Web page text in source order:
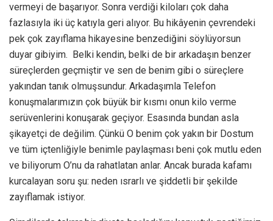
vermeyi de başarıyor. Sonra verdiği kiloları çok daha
fazlasıyla iki üç katıyla geri alıyor. Bu hikâyenin çevrendeki
pek çok zayıflama hikayesine benzediğini söylüyorsun
duyar gibiyim. Belki kendin, belki de bir arkadaşın benzer
süreçlerden geçmiştir ve sen de benim gibi o süreçlere
yakından tanık olmuşsundur. Arkadaşımla Telefon
konuşmalarımızın çok büyük bir kısmı onun kilo verme
serüvenlerini konuşarak geçiyor. Esasında bundan asla
şikayetçi de değilim. Çünkü O benim çok yakın bir Dostum
ve tüm içtenliğiyle benimle paylaşması beni çok mutlu eden
ve biliyorum O’nu da rahatlatan anlar. Ancak burada kafamı
kurcalayan soru şu: neden ısrarlı ve şiddetli bir şekilde
zayıflamak istiyor.